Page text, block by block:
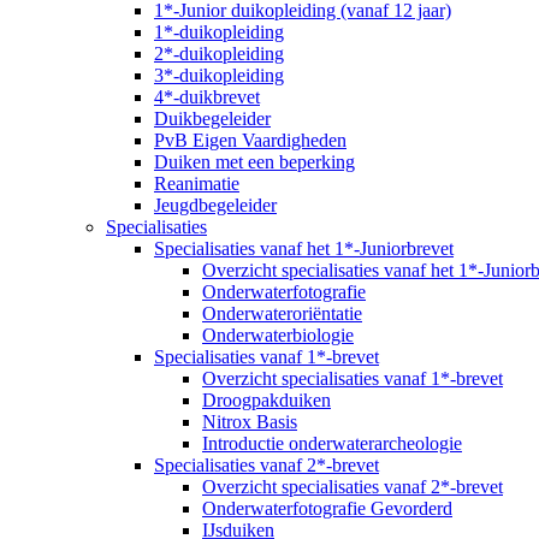
1*-Junior duikopleiding (vanaf 12 jaar)
1*-duikopleiding
2*-duikopleiding
3*-duikopleiding
4*-duikbrevet
Duikbegeleider
PvB Eigen Vaardigheden
Duiken met een beperking
Reanimatie
Jeugdbegeleider
Specialisaties
Specialisaties vanaf het 1*-Juniorbrevet
Overzicht specialisaties vanaf het 1*-
Onderwaterfotografie
Onderwateroriëntatie
Onderwaterbiologie
Specialisaties vanaf 1*-brevet
Overzicht specialisaties vanaf 1*-brevet
Droogpakduiken
Nitrox Basis
Introductie onderwaterarcheologie
Specialisaties vanaf 2*-brevet
Overzicht specialisaties vanaf 2*-brevet
Onderwaterfotografie Gevorderd
IJsduiken